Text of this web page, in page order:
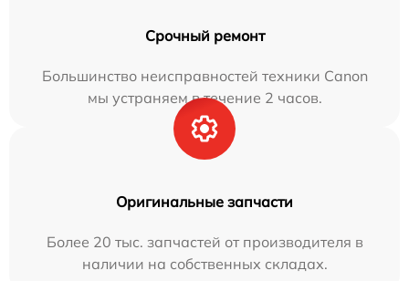
Срочный ремонт
Большинство неисправностей техники Canon
мы устраняем в течение 2 часов.
Оригинальные запчасти
Более 20 тыс. запчастей от производителя в
наличии на собственных складах.